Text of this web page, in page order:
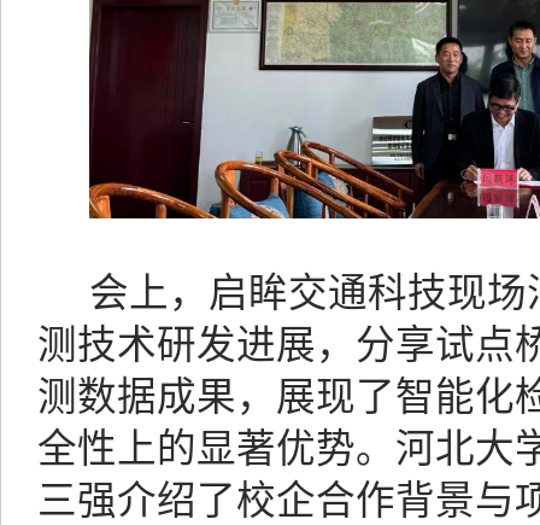
会上，启眸交通科技现
测技术研发进展，分享试点
测数据成果，展现了智能化
全性上的显著优势。河北大
三强介绍了校企合作背景与